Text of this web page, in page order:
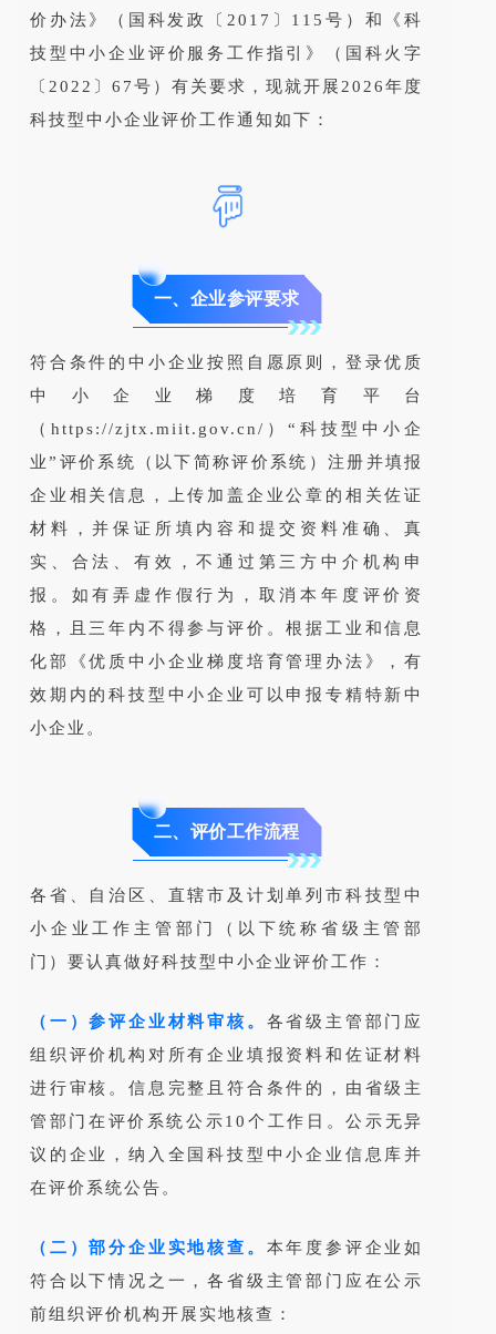
价办法》（国科发政〔2017〕115号）和《科
技型中小企业评价服务工作指引》（国科火字
〔2022〕67号）有关要求，现就开展2026年度
科技型中小企业评价工作通知如下：
一、企业参评要求
符合条件的中小企业按照自愿原则，登录优质
中小企业梯度培育平台
（https://zjtx.miit.gov.cn/）“科技型中小企
业”评价系统（以下简称评价系统）注册并填报
企业相关信息，上传加盖企业公章的相关佐证
材料，并保证所填内容和提交资料准确、真
实、合法、有效，不通过第三方中介机构申
报。如有弄虚作假行为，取消本年度评价资
格，且三年内不得参与评价。根据工业和信息
化部《优质中小企业梯度培育管理办法》，有
效期内的科技型中小企业可以申报专精特新中
小企业。
二、评价工作流程
各省、自治区、直辖市及计划单列市科技型中
小企业工作主管部门（以下统称省级主管部
门）要认真做好科技型中小企业评价工作：
（一）参评企业材料审核。 各省级主管部门应
组织评价机构对所有企业填报资料和佐证材料
进行审核。信息完整且符合条件的，由省级主
管部门在评价系统公示10个工作日。公示无异
议的企业，纳入全国科技型中小企业信息库并
在评价系统公告。
（二）部分企业实地核查。 本年度参评企业如
符合以下情况之一，各省级主管部门应在公示
前组织评价机构开展实地核查：